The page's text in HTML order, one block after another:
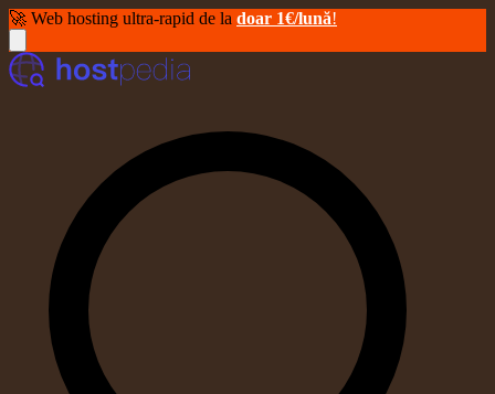
🚀 Web hosting ultra-rapid de la doar 1€/lună!